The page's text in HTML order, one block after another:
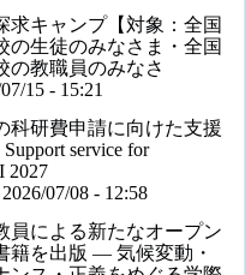
求キャンプ【対象：全国
の生徒のみなさま・全国
の教職員のみなさ
15 - 15:21
科研費申請に向けた支援
service for
2027
2026/07/08 - 12:58
員による新たなオープン
籍を出版 ― 気候変動・